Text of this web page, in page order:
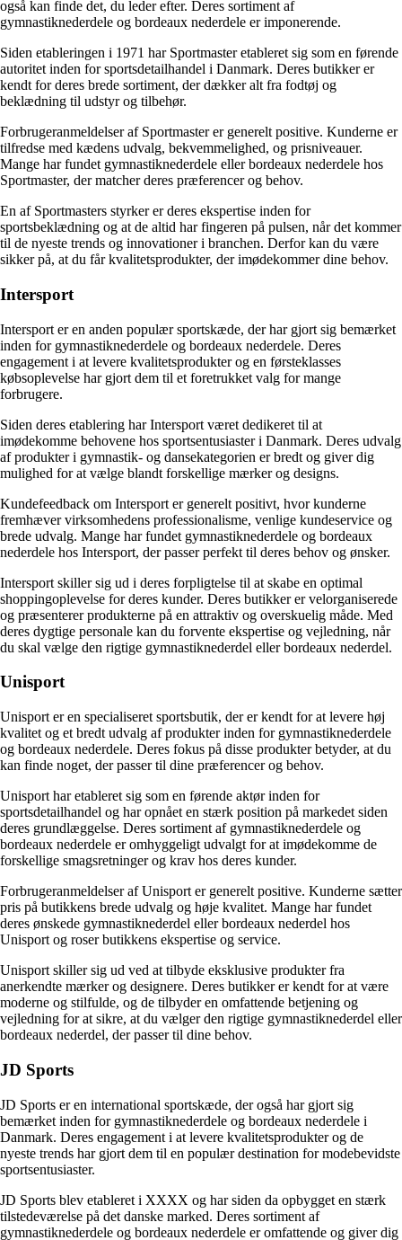
også kan finde det, du leder efter. Deres sortiment af
gymnastiknederdele og bordeaux nederdele er imponerende.
Siden etableringen i 1971 har Sportmaster etableret sig som en førende
autoritet inden for sportsdetailhandel i Danmark. Deres butikker er
kendt for deres brede sortiment, der dækker alt fra fodtøj og
beklædning til udstyr og tilbehør.
Forbrugeranmeldelser af Sportmaster er generelt positive. Kunderne er
tilfredse med kædens udvalg, bekvemmelighed, og prisniveauer.
Mange har fundet gymnastiknederdele eller bordeaux nederdele hos
Sportmaster, der matcher deres præferencer og behov.
En af Sportmasters styrker er deres ekspertise inden for
sportsbeklædning og at de altid har fingeren på pulsen, når det kommer
til de nyeste trends og innovationer i branchen. Derfor kan du være
sikker på, at du får kvalitetsprodukter, der imødekommer dine behov.
Intersport
Intersport er en anden populær sportskæde, der har gjort sig bemærket
inden for gymnastiknederdele og bordeaux nederdele. Deres
engagement i at levere kvalitetsprodukter og en førsteklasses
købsoplevelse har gjort dem til et foretrukket valg for mange
forbrugere.
Siden deres etablering har Intersport været dedikeret til at
imødekomme behovene hos sportsentusiaster i Danmark. Deres udvalg
af produkter i gymnastik- og dansekategorien er bredt og giver dig
mulighed for at vælge blandt forskellige mærker og designs.
Kundefeedback om Intersport er generelt positivt, hvor kunderne
fremhæver virksomhedens professionalisme, venlige kundeservice og
brede udvalg. Mange har fundet gymnastiknederdele og bordeaux
nederdele hos Intersport, der passer perfekt til deres behov og ønsker.
Intersport skiller sig ud i deres forpligtelse til at skabe en optimal
shoppingoplevelse for deres kunder. Deres butikker er velorganiserede
og præsenterer produkterne på en attraktiv og overskuelig måde. Med
deres dygtige personale kan du forvente ekspertise og vejledning, når
du skal vælge den rigtige gymnastiknederdel eller bordeaux nederdel.
Unisport
Unisport er en specialiseret sportsbutik, der er kendt for at levere høj
kvalitet og et bredt udvalg af produkter inden for gymnastiknederdele
og bordeaux nederdele. Deres fokus på disse produkter betyder, at du
kan finde noget, der passer til dine præferencer og behov.
Unisport har etableret sig som en førende aktør inden for
sportsdetailhandel og har opnået en stærk position på markedet siden
deres grundlæggelse. Deres sortiment af gymnastiknederdele og
bordeaux nederdele er omhyggeligt udvalgt for at imødekomme de
forskellige smagsretninger og krav hos deres kunder.
Forbrugeranmeldelser af Unisport er generelt positive. Kunderne sætter
pris på butikkens brede udvalg og høje kvalitet. Mange har fundet
deres ønskede gymnastiknederdel eller bordeaux nederdel hos
Unisport og roser butikkens ekspertise og service.
Unisport skiller sig ud ved at tilbyde eksklusive produkter fra
anerkendte mærker og designere. Deres butikker er kendt for at være
moderne og stilfulde, og de tilbyder en omfattende betjening og
vejledning for at sikre, at du vælger den rigtige gymnastiknederdel eller
bordeaux nederdel, der passer til dine behov.
JD Sports
JD Sports er en international sportskæde, der også har gjort sig
bemærket inden for gymnastiknederdele og bordeaux nederdele i
Danmark. Deres engagement i at levere kvalitetsprodukter og de
nyeste trends har gjort dem til en populær destination for modebevidste
sportsentusiaster.
JD Sports blev etableret i XXXX og har siden da opbygget en stærk
tilstedeværelse på det danske marked. Deres sortiment af
gymnastiknederdele og bordeaux nederdele er omfattende og giver dig